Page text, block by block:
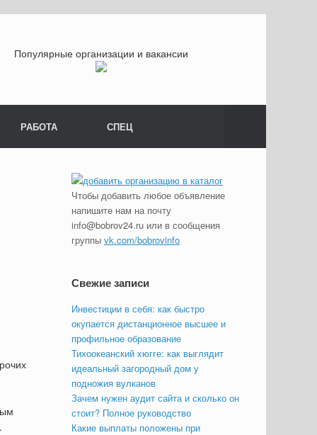
Популярные организации и вакансии
РАБОТА СПЕЦ
Чтобы добавить любое объявление
напишите нам на почту
info@bobrov24.ru или в сообщения
группы vk.com/bobrovinfo
Свежие записи
Инвестиции в себя: как быстро
окупается дистанционное высшее и
профильное образование
Тихоокеанский хюгге: как выглядит
идеальный загородный дом у
подножия вулканов
Зачем нужен аудит сайта и сколько он
стоит? Полное руководство
Какие выплаты положены при